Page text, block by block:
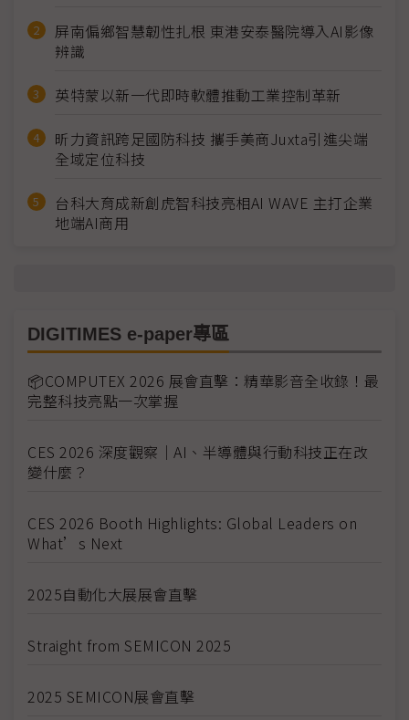
屏南偏鄉智慧韌性扎根 東港安泰醫院導入AI影像
辨識
英特蒙以新一代即時軟體推動工業控制革新
昕力資訊跨足國防科技 攜手美商Juxta引進尖端
全域定位科技
台科大育成新創虎智科技亮相AI WAVE 主打企業
地端AI商用
DIGITIMES e-paper專區
📦COMPUTEX 2026 展會直擊：精華影音全收錄！最
完整科技亮點一次掌握
CES 2026 深度觀察｜AI、半導體與行動科技正在改
變什麼？
CES 2026 Booth Highlights: Global Leaders on
What’s Next
2025自動化大展展會直擊
Straight from SEMICON 2025
2025 SEMICON展會直擊